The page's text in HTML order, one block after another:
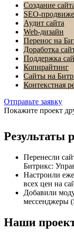
Создание
SEO-
Аудит сайта
Web-дизайн
Перенос на
Доработка
Поддержка
Копирайтинг
Сайты на
Контекстная
Отправьте заявку
Покажите проект
Результаты
Перенесли
Битрикс:
Настроили
всех цен на
Добавили
мессенджеры
Наши